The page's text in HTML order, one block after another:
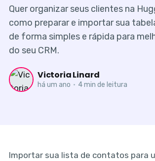
Quer organizar seus clientes na
como preparar e importar sua
de forma simples e rápida para
do seu CRM.
Victoria Linard
há um ano • 4 min de leitura
Importar sua lista de contatos para